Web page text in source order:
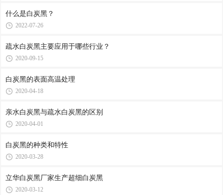
什么是白炭黑？
2022-07-26
疏水白炭黑主要应用于哪些行业？
2020-09-15
白炭黑的表面高温处理
2020-04-18
亲水白炭黑与疏水白炭黑的区别
2020-04-01
白炭黑的种类和特性
2020-03-28
立华白炭黑厂家生产超细白炭黑
2020-03-12